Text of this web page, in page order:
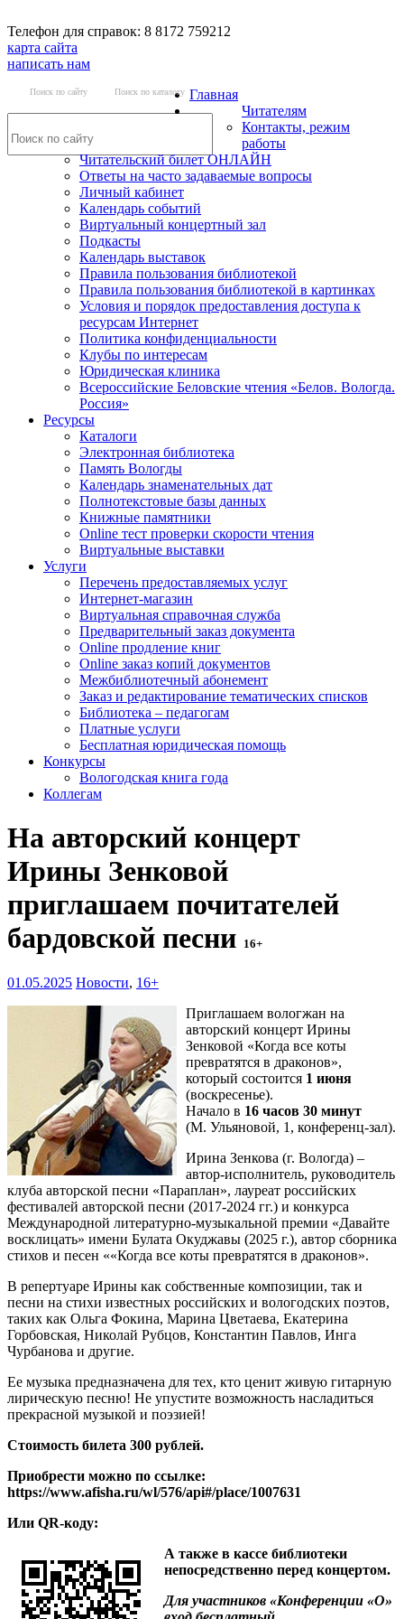
Телефон для справок: 8 8172 759212
карта сайта
написать нам
Поиск по сайту Поиск по каталогу Главная
Читателям
Контакты, режим
работы
Читательский билет ОНЛАЙН
Ответы на часто задаваемые вопросы
Личный кабинет
Календарь событий
Виртуальный концертный зал
Подкасты
Календарь выставок
Правила пользования библиотекой
Правила пользования библиотекой в картинках
Условия и порядок предоставления доступа к
ресурсам Интернет
Политика конфиденциальности
Клубы по интересам
Юридическая клиника
Всероссийские Беловские чтения «Белов. Вологда.
Россия»
Ресурсы
Каталоги
Электронная библиотека
Память Вологды
Календарь знаменательных дат
Полнотекстовые базы данных
Книжные памятники
Online тест проверки скорости чтения
Виртуальные выставки
Услуги
Перечень предоставляемых услуг
Интернет-магазин
Виртуальная справочная служба
Предварительный заказ документа
Online продление книг
Online заказ копий документов
Межбиблиотечный абонемент
Заказ и редактирование тематических списков
Библиотека – педагогам
Платные услуги
Бесплатная юридическая помощь
Конкурсы
Вологодская книга года
Коллегам
На авторский концерт
Ирины Зенковой
приглашаем почитателей
бардовской песни 16+
01.05.2025 Новости, 16+
Приглашаем вологжан на
авторский концерт Ирины
Зенковой «Когда все коты
превратятся в драконов»,
который состоится 1 июня
(воскресенье).
Начало в 16 часов 30 минут
(М. Ульяновой, 1, конференц-зал).
Ирина Зенкова (г. Вологда) –
автор-исполнитель, руководитель
клуба авторской песни «Параплан», лауреат российских
фестивалей авторской песни (2017-2024 гг.) и конкурса
Международной литературно-музыкальной премии «Давайте
восклицать» имени Булата Окуджавы (2025 г.), автор сборника
стихов и песен ««Когда все коты превратятся в драконов».
В репертуаре Ирины как собственные композиции, так и
песни на стихи известных российских и вологодских поэтов,
таких как Ольга Фокина, Марина Цветаева, Екатерина
Горбовская, Николай Рубцов, Константин Павлов, Инга
Чурбанова и другие.
Ее музыка предназначена для тех, кто ценит живую гитарную
лирическую песню! Не упустите возможность насладиться
прекрасной музыкой и поэзией!
Стоимость билета 300 рублей.
Приобрести можно по ссылке:
https://www.afisha.ru/wl/576/api#/place/1007631
Или QR-коду:
А также в кассе библиотеки
непосредственно перед концертом.
Для участников «Конференции «О»